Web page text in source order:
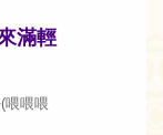
滿輕
喂喂喂